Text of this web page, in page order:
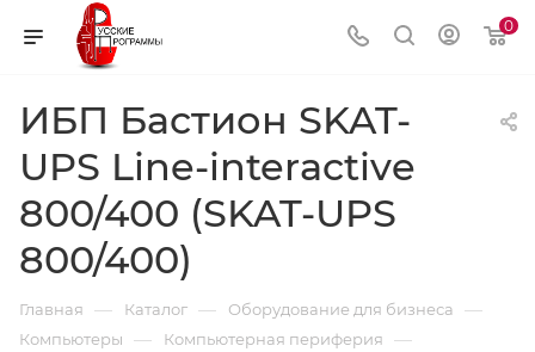
0
ИБП Бастион SKAT-
UPS Line-interactive
800/400 (SKAT-UPS
800/400)
Главная — Каталог — Оборудование для бизнеса —
Компьютеры — Компьютерная периферия —